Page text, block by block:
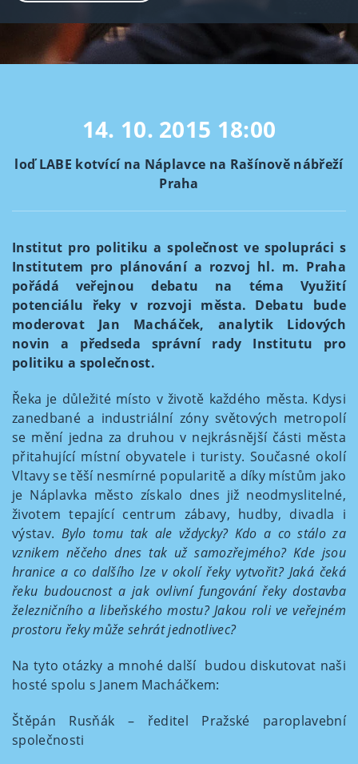
14. 10. 2015 18:00
loď LABE kotvící na Náplavce na Rašínově nábřeží
Praha
Institut pro politiku a společnost ve spolupráci s
Institutem pro plánování a rozvoj hl. m. Praha
pořádá veřejnou debatu na téma Využití
potenciálu řeky v rozvoji města. Debatu bude
moderovat Jan Macháček, analytik Lidových
novin a předseda správní rady Institutu pro
politiku a společnost.
Řeka je důležité místo v životě každého města. Kdysi
zanedbané a industriální zóny světových metropolí
se mění jedna za druhou v nejkrásnější části města
přitahující místní obyvatele i turisty. Současné okolí
Vltavy se těší nesmírné popularitě a díky místům jako
je Náplavka město získalo dnes již neodmyslitelné,
životem tepající centrum zábavy, hudby, divadla i
výstav. Bylo tomu tak ale vždycky? Kdo a co stálo za
vznikem něčeho dnes tak už samozřejmého? Kde jsou
hranice a co dalšího lze v okolí řeky vytvořit? Jaká čeká
řeku budoucnost a jak ovlivní fungování řeky dostavba
železničního a libeňského mostu? Jakou roli ve veřejném
prostoru řeky může sehrát jednotlivec?
Na tyto otázky a mnohé další budou diskutovat naši
hosté spolu s Janem Macháčkem:
Štěpán Rusňák – ředitel Pražské paroplavební
společnosti